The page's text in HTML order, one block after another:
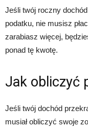
Jeśli twój roczny
podatku, nie musisz
zarabiasz więcej,
ponad tę kwotę.
Jak obliczyć
Jeśli twój dochód
musiał obliczyć swoje